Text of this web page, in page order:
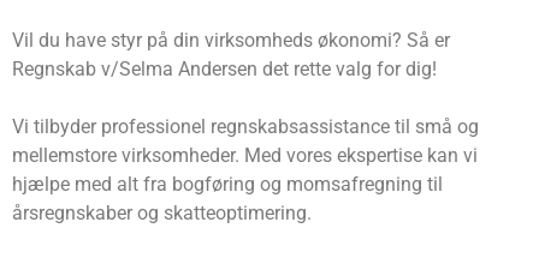
Vil du have styr på din virksomheds økonomi? Så er
Regnskab v/Selma Andersen det rette valg for dig!
Vi tilbyder professionel regnskabsassistance til små og
mellemstore virksomheder. Med vores ekspertise kan vi
hjælpe med alt fra bogføring og momsafregning til
årsregnskaber og skatteoptimering.